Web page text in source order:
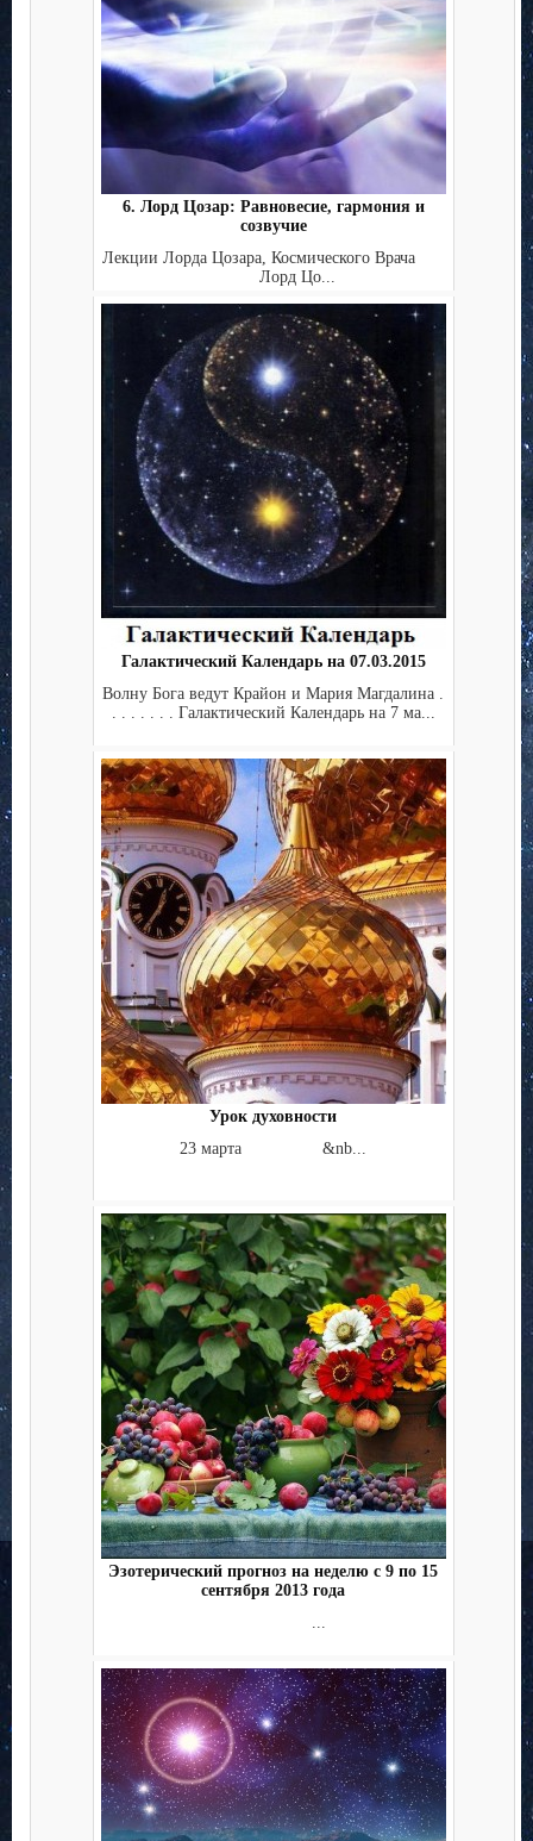
6. Лорд Цозар: Равновесие, гармония и
созвучие
Лекции Лорда Цозара, Космического Врача
Лорд Цо...
Галактический Календарь на 07.03.2015
Волну Бога ведут Крайон и Мария Магдалина .
. . . . . . . Галактический Календарь на 7 ма...
Урок духовности
23 марта &nb...
Эзотерический прогноз на неделю с 9 по 15
сентября 2013 года